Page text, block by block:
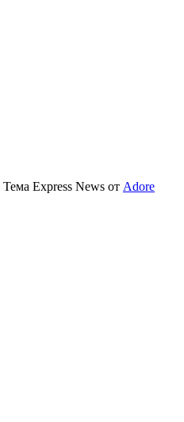
Тема Express News от Adore